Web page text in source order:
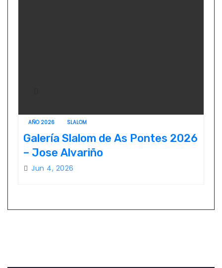
AÑO 2026 SLALOM
Galería Slalom de As Pontes 2026
– Jose Alvariño
Jun 4, 2026